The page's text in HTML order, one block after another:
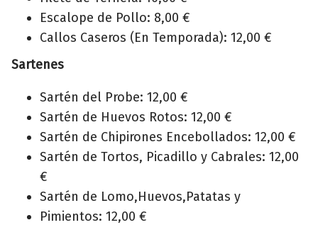
Escalope de Pollo: 8,00 €
Callos Caseros (En Temporada): 12,00 €
Sartenes
Sartén del Probe: 12,00 €
Sartén de Huevos Rotos: 12,00 €
Sartén de Chipirones Encebollados: 12,00 €
Sartén de Tortos, Picadillo y Cabrales: 12,00
€
Sartén de Lomo,Huevos,Patatas y
Pimientos: 12,00 €